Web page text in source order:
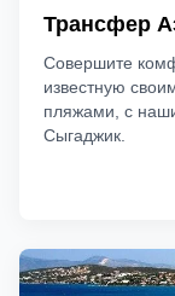
Трансфер
Совершите
известную
пляжами, с
Сыгаджик.